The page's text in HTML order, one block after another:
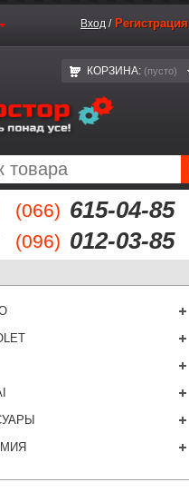
(066) 615-04-85
(096) 012-03-85
Вход / Регистрация
КОРЗИНА: (пустo)